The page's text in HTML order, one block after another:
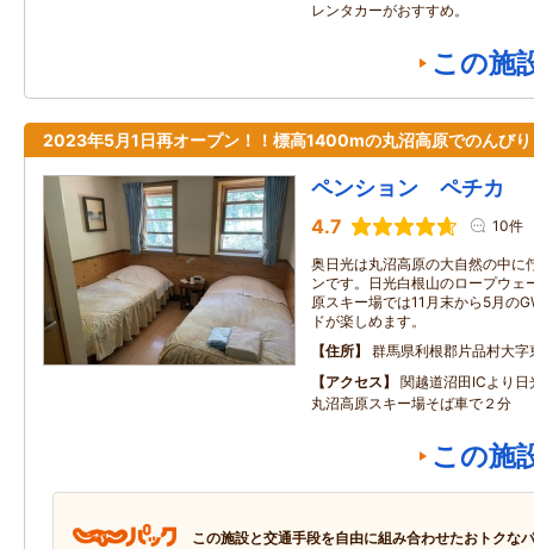
レンタカーがおすすめ。
この施
2023年5月1日再オープン！！標高1400mの丸沼高原でのんび
ペンション ペチカ
4.7 10件
奥日光は丸沼高原の大自然の中に
ンです。日光白根山のロープウェ
原スキー場では11月末から5月の
ドが楽しめます。
住所
群馬県利根郡片品村大
アクセス
関越道沼田ICより
丸沼高原スキー場そば車で２分
この施
この施設と交通手段を自由に組み合わせたおトクな